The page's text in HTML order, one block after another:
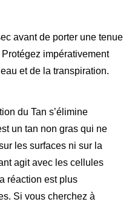
avant de porter une tenue
impérativement
et de la transpiration.
du Tan s’élimine
un tan non gras qui ne
les surfaces ni sur la
agit avec les cellules
réaction est plus
Si vous cherchez à